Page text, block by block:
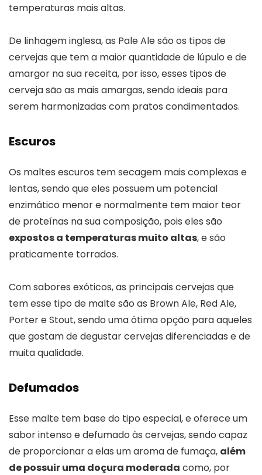
temperaturas mais altas.
De linhagem inglesa, as Pale Ale são os tipos de
cervejas que tem a maior quantidade de lúpulo e de
amargor na sua receita, por isso, esses tipos de
cerveja são as mais amargas, sendo ideais para
serem harmonizadas com pratos condimentados.
Escuros
Os maltes escuros tem secagem mais complexas e
lentas, sendo que eles possuem um potencial
enzimático menor e normalmente tem maior teor
de proteínas na sua composição, pois eles são
expostos a temperaturas muito altas, e são
praticamente torrados.
Com sabores exóticos, as principais cervejas que
tem esse tipo de malte são as Brown Ale, Red Ale,
Porter e Stout, sendo uma ótima opção para aqueles
que gostam de degustar cervejas diferenciadas e de
muita qualidade.
Defumados
Esse malte tem base do tipo especial, e oferece um
sabor intenso e defumado às cervejas, sendo capaz
de proporcionar a elas um aroma de fumaça, além
de possuir uma doçura moderada como, por